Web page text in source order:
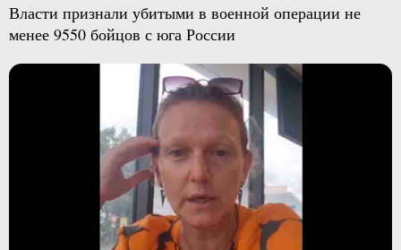
Власти признали убитыми в военной операции не
менее 9550 бойцов с юга России